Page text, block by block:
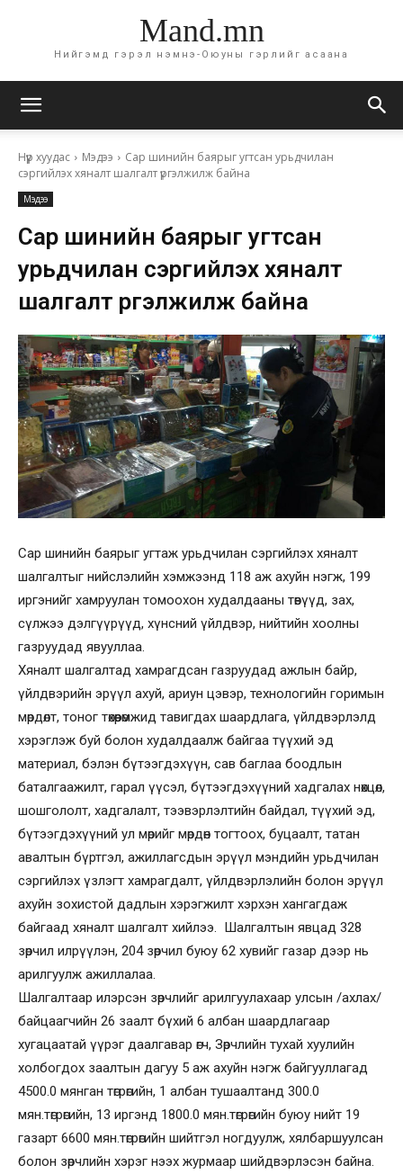
Mand.mn
Нийгэмд гэрэл нэмнэ-Оюуны гэрлийг асаана
Нүүр хуудас Мэдээ
Сар шинийн баярыг угтсан урьдчилан
сэргийлэх хяналт шалгалт үргэлжилж байна
Мэдээ
Сар шинийн баярыг угтсан
урьдчилан сэргийлэх хяналт
шалгалт үргэлжилж байна
Сар шинийн баярыг угтаж урьдчилан сэргийлэх хяналт
шалгалтыг нийслэлийн хэмжээнд 118 аж ахуйн нэгж, 199
иргэнийг хамруулан томоохон худалдааны төвүүд, зах,
сүлжээ дэлгүүрүүд, хүнсний үйлдвэр, нийтийн хоолны
газруудад явууллаа.
Хяналт шалгалтад хамрагдсан газруудад ажлын байр,
үйлдвэрийн эрүүл ахуй, ариун цэвэр, технологийн горимын
мөрдөлт, тоног төхөөрөмжид тавигдах шаардлага, үйлдвэрлэлд
хэрэглэж буй болон худалдаалж байгаа түүхий эд
материал, бэлэн бүтээгдэхүүн, сав баглаа боодлын
баталгаажилт, гарал үүсэл, бүтээгдэхүүний хадгалах нөхцөл,
шошгололт, хадгалалт, тээвэрлэлтийн байдал, түүхий эд,
бүтээгдэхүүний ул мөрийг мөрдөн тогтоох, буцаалт, татан
авалтын бүртгэл, ажиллагсдын эрүүл мэндийн урьдчилан
сэргийлэх үзлэгт хамрагдалт, үйлдвэрлэлийн болон эрүүл
ахуйн зохистой дадлын хэрэгжилт хэрхэн хангагдаж
байгаад хяналт шалгалт хийлээ. Шалгалтын явцад 328
зөрчил илрүүлэн, 204 зөрчил буюу 62 хувийг газар дээр нь
арилгуулж ажиллалаа.
Шалгалтаар илэрсэн зөрчлийг арилгуулахаар улсын /ахлах/
байцаагчийн 26 заалт бүхий 6 албан шаардлагаар
хугацаатай үүрэг даалгавар өгч, Зөрчлийн тухай хуулийн
холбогдох заалтын дагуу 5 аж ахуйн нэгж байгууллагад
4500.0 мянган төгрөгийн, 1 албан тушаалтанд 300.0
мян.төгрөгийн, 13 иргэнд 1800.0 мян.төгрөгийн буюу нийт 19
газарт 6600 мян.төгрөгийн шийтгэл ногдуулж, хялбаршуулсан
болон зөрчлийн хэрэг нээх журмаар шийдвэрлэсэн байна.